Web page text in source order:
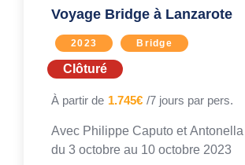
Voyage Bridge à Lanzarote
2023 Bridge
Clôturé
À partir de 1.745€ /7 jours par pers.
Avec Philippe Caputo et
du 3 octobre au 10 octobre 2023